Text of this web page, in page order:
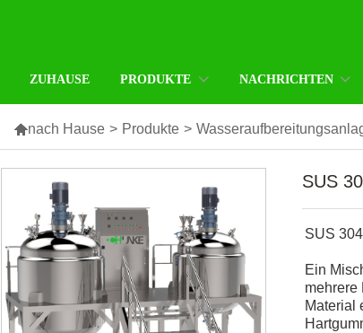
ZUHAUSE PRODUKTE NACHRICHTEN
nach Hause > Produkte >
SUS
SUS
Ein
mehrere
Material